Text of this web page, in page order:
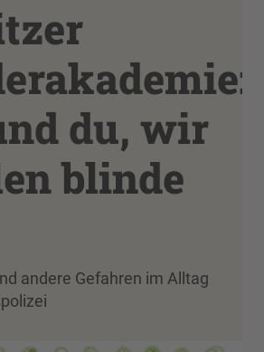
du, wir
blinde
andere Gefahren im Alltag